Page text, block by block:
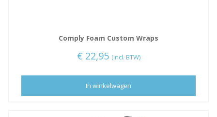
Comply Foam Custom Wraps
€ 22,95 (incl. BTW)
In winkelwagen